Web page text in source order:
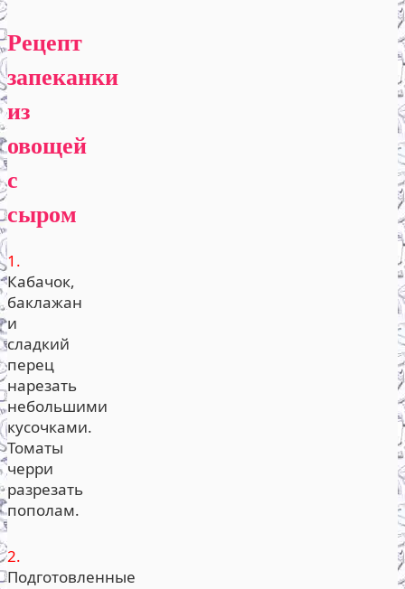
Рецепт
запеканки
из
овощей
с
сыром
1.
Кабачок,
баклажан
и
сладкий
перец
нарезать
небольшими
кусочками.
Томаты
черри
разрезать
пополам.
2.
Подготовленные